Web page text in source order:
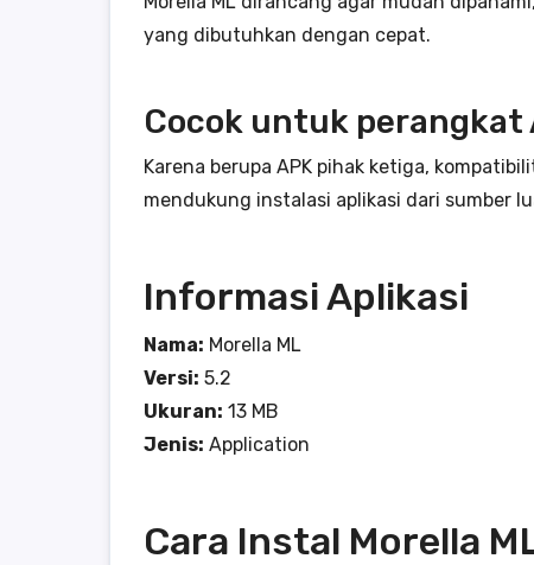
yang dibutuhkan dengan cepat.
Cocok untuk
Karena berupa APK pihak ketiga,
mendukung instalasi aplikasi dari sumber
Informasi Aplikasi
Nama: Morella ML
Versi: 5.2
Ukuran: 13 MB
Jenis: Application
Cara Instal Morella